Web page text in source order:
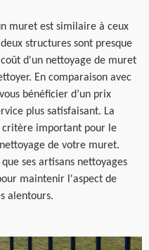
muret est similaire à ceux
structures sont presque
d'un nettoyage de muret
En comparaison avec
bénéficier d’un prix
plus satisfaisant. La
critère important pour le
de votre muret.
ses artisans nettoyages
maintenir l'aspect de
alentours.